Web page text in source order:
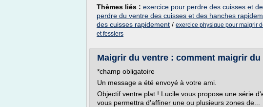
Thèmes liés : exercice pour perdre des cuisses et
perdre du ventre des cuisses et des hanches
des cuisses rapidement / exercice physique pour maigrir
et fessiers
Maigrir du ventre : comment maigrir du
*champ obligatoire
Un message a été envoyé à votre ami.
Objectif ventre plat ! Lucile vous propose une série
vous permettra d'affiner une ou plusieurs zones de...